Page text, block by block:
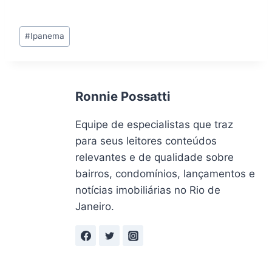
Tags
do
#Ipanema
Ronnie Possatti
Equipe de especialistas que traz
para seus leitores conteúdos
relevantes e de qualidade sobre
bairros, condomínios, lançamentos e
notícias imobiliárias no Rio de
Janeiro.